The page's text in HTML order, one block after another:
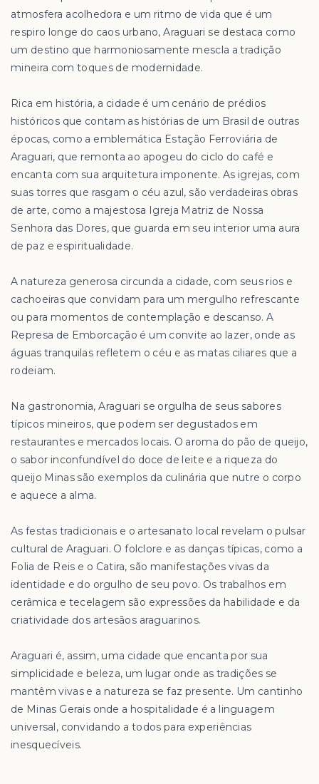
atmosfera acolhedora e um ritmo de vida que é um
respiro longe do caos urbano, Araguari se destaca como
um destino que harmoniosamente mescla a tradição
mineira com toques de modernidade.
Rica em história, a cidade é um cenário de prédios
históricos que contam as histórias de um Brasil de outras
épocas, como a emblemática Estação Ferroviária de
Araguari, que remonta ao apogeu do ciclo do café e
encanta com sua arquitetura imponente. As igrejas, com
suas torres que rasgam o céu azul, são verdadeiras obras
de arte, como a majestosa Igreja Matriz de Nossa
Senhora das Dores, que guarda em seu interior uma aura
de paz e espiritualidade.
A natureza generosa circunda a cidade, com seus rios e
cachoeiras que convidam para um mergulho refrescante
ou para momentos de contemplação e descanso. A
Represa de Emborcação é um convite ao lazer, onde as
águas tranquilas refletem o céu e as matas ciliares que a
rodeiam.
Na gastronomia, Araguari se orgulha de seus sabores
típicos mineiros, que podem ser degustados em
restaurantes e mercados locais. O aroma do pão de queijo,
o sabor inconfundível do doce de leite e a riqueza do
queijo Minas são exemplos da culinária que nutre o corpo
e aquece a alma.
As festas tradicionais e o artesanato local revelam o pulsar
cultural de Araguari. O folclore e as danças típicas, como a
Folia de Reis e o Catira, são manifestações vivas da
identidade e do orgulho de seu povo. Os trabalhos em
cerâmica e tecelagem são expressões da habilidade e da
criatividade dos artesãos araguarinos.
Araguari é, assim, uma cidade que encanta por sua
simplicidade e beleza, um lugar onde as tradições se
mantêm vivas e a natureza se faz presente. Um cantinho
de Minas Gerais onde a hospitalidade é a linguagem
universal, convidando a todos para experiências
inesquecíveis.